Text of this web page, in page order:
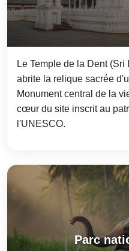
Le Temple de la Dent
abrite la relique sacrée
Monument central de la
cœur du site inscrit au
l'UNESCO.
Parc